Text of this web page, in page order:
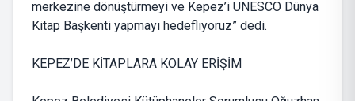
merkezine dönüştürmeyi ve Kepez’i UNESCO Dünya
Kitap Başkenti yapmayı hedefliyoruz” dedi.
KEPEZ’DE KİTAPLARA KOLAY ERİŞİM